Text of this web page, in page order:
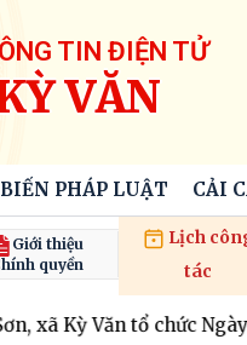
TIN ĐIỆN TỬ
VĂN
PHÁP LUẬT CẢI
Giới thiệu
quyền
Lịch
tác
xã Kỳ Văn tổ chức Ngày